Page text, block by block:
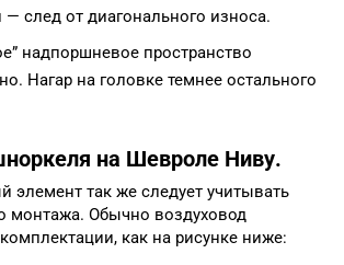
— след от диагонального износа.
надпоршневое пространство
Нагар на головке темнее остального
на Шевроле Ниву.
элемент так же следует учитывать
монтажа. Обычно воздуховод
как на рисунке ниже: